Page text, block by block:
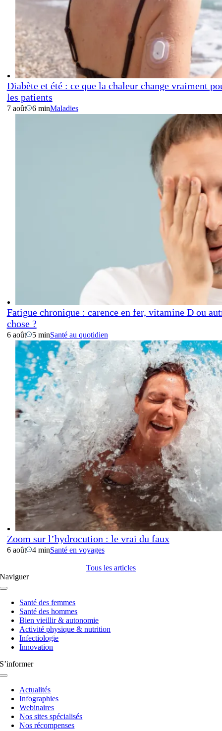
Diabète et été : ce que la chaleur change vraiment
les patients
7 août 6 minMaladies
Fatigue chronique : carence en fer, vitamine D ou
chose ?
6 août 5 minSanté au quotidien
Zoom sur l’hydrocution : le vrai du faux
6 août 4 minSanté en voyages
Tous les articles
Naviguer
Navigation
basculeSanté des femmes
Santé des hommes
Bien vieillir & autonomie
Activité physique & nutrition
Infectiologie
Innovation
S’informer
Navigation
basculeActualités
Infographies
Webinaires
Nos sites spécialisés
Nos récompenses